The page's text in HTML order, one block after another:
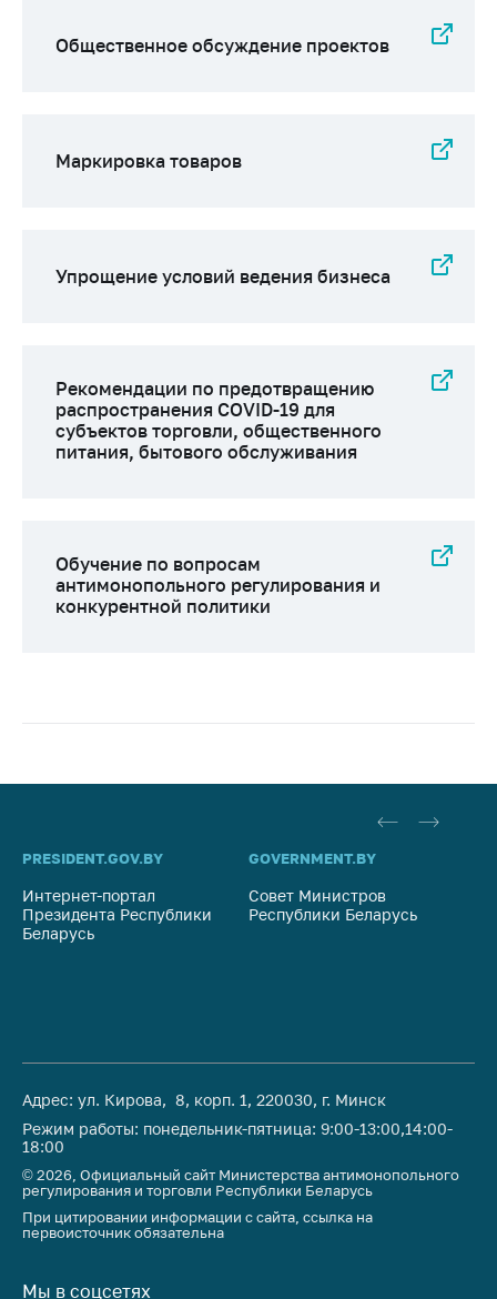
Общественное обсуждение проектов
Маркировка товаров
Упрощение условий ведения бизнеса
Рекомендации по предотвращению
распространения COVID-19 для
субъектов торговли, общественного
питания, бытового обслуживания
Обучение по вопросам
антимонопольного регулирования и
конкурентной политики
PRESIDENT.GOV.BY
Интернет-портал
Президента Республики
Беларусь
GOVERNMENT.BY
Совет Министров
Республики Беларусь
Адрес: ул. Кирова, 8, корп. 1, 220030, г. Минск
Режим работы: понедельник-пятница: 9:00-13:00,14:00-
18:00
© 2026, Официальный сайт Министерства антимонопольного
регулирования и торговли Республики Беларусь
При цитировании информации с сайта, ссылка на
первоисточник обязательна
Мы в соцсетях